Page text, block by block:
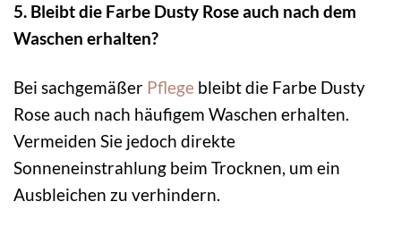
5. Bleibt die Farbe Dusty Rose auch nach dem
Waschen erhalten?
Bei sachgemäßer Pflege bleibt die Farbe Dusty
Rose auch nach häufigem Waschen erhalten.
Vermeiden Sie jedoch direkte
Sonneneinstrahlung beim Trocknen, um ein
Ausbleichen zu verhindern.